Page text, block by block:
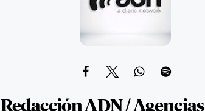
Redacción ADN / Agencias